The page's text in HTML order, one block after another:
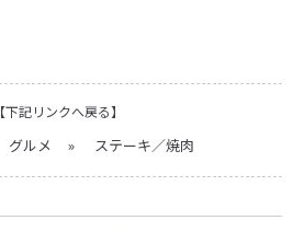
【下記リンクへ戻る】
グルメ » ステーキ／焼肉